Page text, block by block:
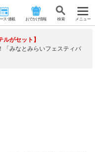
ス･連載 おでかけ情報 検 索 メニュー
ルがセット】
「みなとみらいフェスティバ